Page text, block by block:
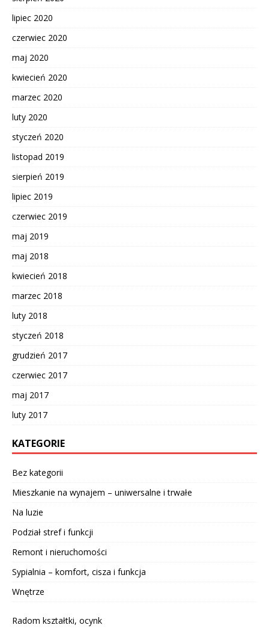
lipiec 2020
czerwiec 2020
maj 2020
kwiecień 2020
marzec 2020
luty 2020
styczeń 2020
listopad 2019
sierpień 2019
lipiec 2019
czerwiec 2019
maj 2019
maj 2018
kwiecień 2018
marzec 2018
luty 2018
styczeń 2018
grudzień 2017
czerwiec 2017
maj 2017
luty 2017
KATEGORIE
Bez kategorii
Mieszkanie na wynajem – uniwersalne i trwałe
Na luzie
Podział stref i funkcji
Remont i nieruchomości
Sypialnia – komfort, cisza i funkcja
Wnętrze
Radom kształtki, ocynk